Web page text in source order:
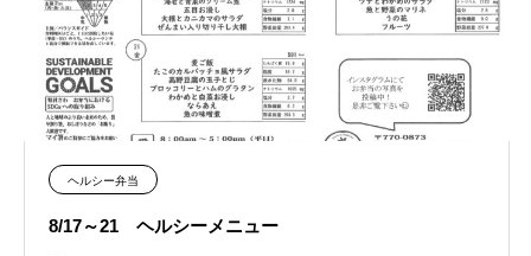
ヘルシー弁当
8/17～21 ヘルシーメニュー